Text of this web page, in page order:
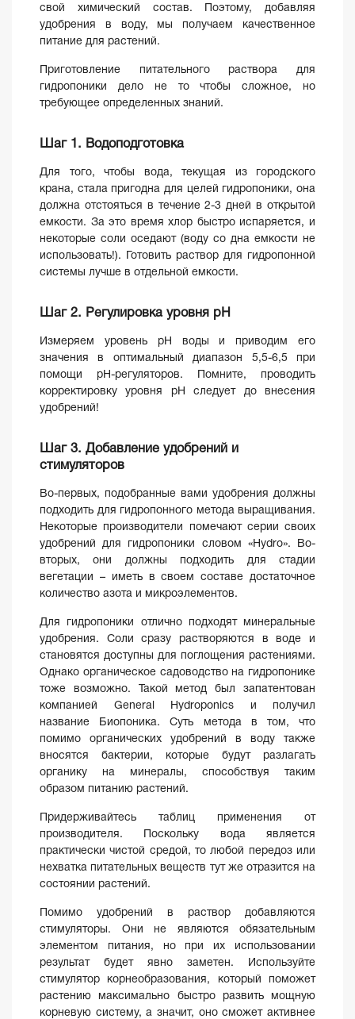
свой химический состав. Поэтому, добавляя
удобрения в воду, мы получаем качественное
питание для растений.
Приготовление питательного раствора для
гидропоники дело не то чтобы сложное, но
требующее определенных знаний.
Шаг 1. Водоподготовка
Для того, чтобы вода, текущая из городского
крана, стала пригодна для целей гидропоники, она
должна отстояться в течение 2-3 дней в открытой
емкости. За это время хлор быстро испаряется, и
некоторые соли оседают (воду со дна емкости не
использовать!). Готовить раствор для гидропонной
системы лучше в отдельной емкости.
Шаг 2. Регулировка уровня pH
Измеряем уровень pH воды и приводим его
значения в оптимальный диапазон 5,5-6,5 при
помощи pH-регуляторов. Помните, проводить
корректировку уровня pH следует до внесения
удобрений!
Шаг 3. Добавление удобрений и
стимуляторов
Во-первых, подобранные вами удобрения должны
подходить для гидропонного метода выращивания.
Некоторые производители помечают серии своих
удобрений для гидропоники словом «Hydro». Во-
вторых, они должны подходить для стадии
вегетации – иметь в своем составе достаточное
количество азота и микроэлементов.
Для гидропоники отлично подходят минеральные
удобрения. Соли сразу растворяются в воде и
становятся доступны для поглощения растениями.
Однако органическое садоводство на гидропонике
тоже возможно. Такой метод был запатентован
компанией General Hydroponics и получил
название Биопоника. Суть метода в том, что
помимо органических удобрений в воду также
вносятся бактерии, которые будут разлагать
органику на минералы, способствуя таким
образом питанию растений.
Придерживайтесь таблиц применения от
производителя. Поскольку вода является
практически чистой средой, то любой передоз или
нехватка питательных веществ тут же отразится на
состоянии растений.
Помимо удобрений в раствор добавляются
стимуляторы. Они не являются обязательным
элементом питания, но при их использовании
результат будет явно заметен. Используйте
стимулятор корнеобразования, который поможет
растению максимально быстро развить мощную
корневую систему, а значит, оно сможет активнее